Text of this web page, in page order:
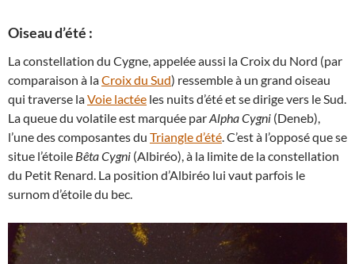
Oiseau d’été :
La constellation du Cygne, appelée aussi la Croix du Nord (par
comparaison à laCroix du Sud) ressemble à un grand oiseau
qui traverse laVoie lactée les nuits d’été et se dirige vers le Sud.
La queue du volatile est marquée parAlpha Cygni (Deneb),
l’une des composantes du Triangle d’été . C’est à l’opposé que se
situe l’étoile Bêta Cygni (Albiréo), à la limite de la constellation
du Petit Renard. La position d’Albiréo lui vaut parfois le
surnom d’étoile du bec.